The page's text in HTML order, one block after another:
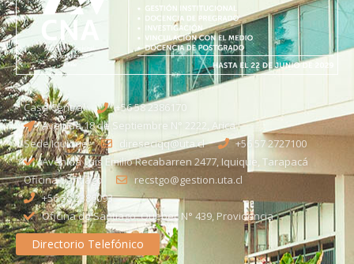
Casa Central
+56 58 2386170
Avenida 18 de Septiembre N° 2222, Arica
Sede Iquique
direseciqq@uta.cl
+56 57 2727100​
Avenida Luis Emilio Recabarren 2477, Iquique, Tarapacá
Oficina Santiago
recstgo@gestion.uta.cl
+56 58 2386093
Oficina de Santiago: Quebec N° 439, Providencia
Directorio Telefónico